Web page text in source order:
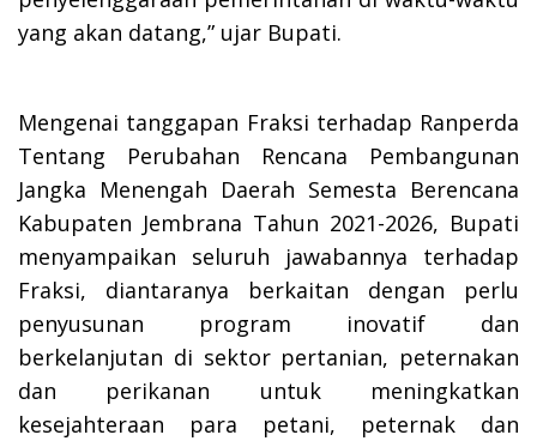
yang akan datang,” ujar Bupati.
Mengenai tanggapan Fraksi terhadap Ranperda
Tentang Perubahan Rencana Pembangunan
Jangka Menengah Daerah Semesta Berencana
Kabupaten Jembrana Tahun 2021-2026, Bupati
menyampaikan seluruh jawabannya terhadap
Fraksi, diantaranya berkaitan dengan perlu
penyusunan program inovatif dan
berkelanjutan di sektor pertanian, peternakan
dan perikanan untuk meningkatkan
kesejahteraan para petani, peternak dan